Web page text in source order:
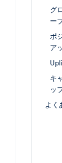
グ
ー
ポ
ア
キ
ッ
よく